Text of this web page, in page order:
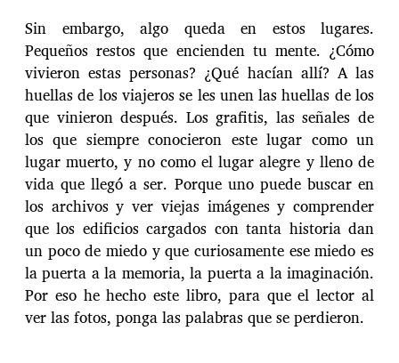
Sin embargo, algo queda en estos lugares.
Pequeños restos que encienden tu mente. ¿Cómo
vivieron estas personas? ¿Qué hacían allí? A las
huellas de los viajeros se les unen las huellas de los
que vinieron después. Los grafitis, las señales de
los que siempre conocieron este lugar como un
lugar muerto, y no como el lugar alegre y lleno de
vida que llegó a ser. Porque uno puede buscar en
los archivos y ver viejas imágenes y comprender
que los edificios cargados con tanta historia dan
un poco de miedo y que curiosamente ese miedo es
la puerta a la memoria, la puerta a la imaginación.
Por eso he hecho este libro, para que el lector al
ver las fotos, ponga las palabras que se perdieron.